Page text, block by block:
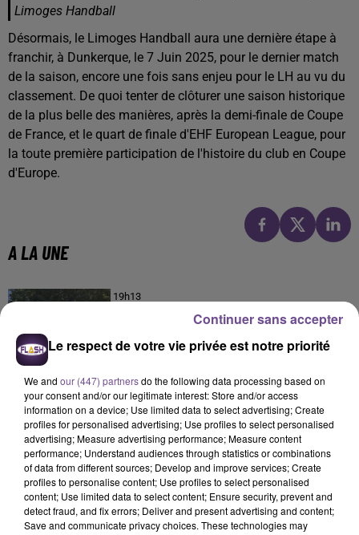
Limoges Handball
Désormais, le Limoges Handball aura une dernière étape à
franchir, à Dunkerque, le 7 Juin 2025, pour le dernier match
de la saison, encore une fois sans enjeu pour le LH au vu du
classement. De quoi tenter de clôturer une saison historique
de la plus belle des manières, après la demi-finale de Coupe
de France, et le quart de finale d'EHF European League, pour
la toute première participation de l'histoire du club en Coupe
d'Europe.
A LA UNE
19h13
Champagnac-la-Rivière : appel à témoins de la
19h02
Une victime forcée de réaliser plusieurs tags vers
un point de deal
11h30
Festival du Mont-Gargan 2026 : six jours de fête
Le respect de votre vie privée est notre priorité
We and our (447) partnersdo the following data processing based on
your consent and/or our legitimate interest: Store and/or access
information on a device; Use limited data to select advertising; Create
profiles for personalised advertising; Use profiles to select personalised
advertising; Measure advertising performance; Measure content
performance; Understand audiences through statistics or combinations
of data from different sources; Develop and improve services; Create
profiles to personalise content; Use profiles to select personalised
content; Use limited data to select content; Ensure security, prevent and
detect fraud, and fix errors; Deliver and present advertising and content;
Save and communicate privacy choices. These technologies may
Continuer sans accepter